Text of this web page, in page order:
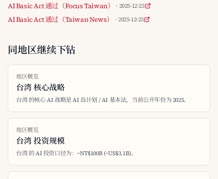
AI Basic Act 通过（Focus Taiwan） · 2025-12-23
AI Basic Act 通过（Taiwan News） · 2025-12-23
同地区继续下钻
地区概览
台湾 核心战略
台湾 的核心 AI 战略是 AI 岛计划 / AI 基本法，当前公开年份为 2025。
地区概览
台湾 投资规模
台湾 的 AI 投资口径为：~NT$100B (~US$3.1B)。